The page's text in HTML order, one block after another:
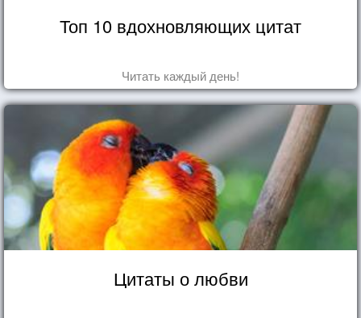
Топ 10 вдохновляющих цитат
Читать каждый день!
Цитаты о любви